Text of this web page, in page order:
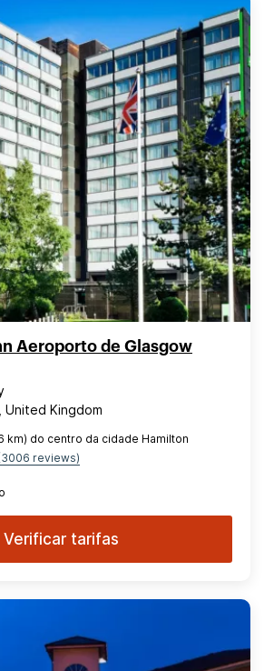
Aeroporto de Glasgow
United Kingdom
km) do centro da cidade Hamilton
reviews)
Verificar tarifas